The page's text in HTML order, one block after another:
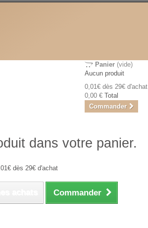
Panier (vide)
Aucun produit
0,01€ dès 29€ d'achat
0,00 € Total
Commander
dans votre panier.
dès 29€ d'achat
Commander